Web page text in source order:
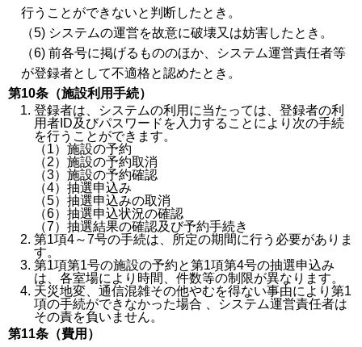
行うことができないと判断したとき。
（5) システムの運営を故意に破壊又は妨害したとき。
（6) 前各号に掲げるもののほか、システム運営責任者等
が登録者として不適格と認めたとき。
第10条（施設利用手続）
登録者は、システムの利用に当たっては、登録者の利
用者ID及びパスワードを入力することにより次の手続
を行うことができます。
（1）施設の予約
（2）施設の予約取消
（3）施設の予約確認
（4）抽選申込み
（5）抽選申込みの取消
（6）抽選申込状況の確認
（7）抽選結果の確認及び予約手続き
第1項4～7号の手続は、所定の期間に行う必要がありま
す。
第1項第1号の施設の予約と第1項第4号の抽選申込み
は、各室場により時間、件数等の制限が異なります。
天災地変、通信混雑その他やむを得ない事由により第1
項の手続ができなかった場合 、システム運営責任者は
その責を負いません。
第11条（費用）